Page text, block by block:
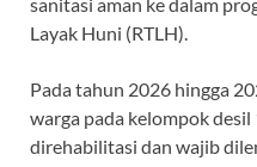
sanitasi aman ke dalam
Layak Huni (RTLH).
Pada tahun 2026 hingga
warga pada kelompok
direhabilitasi dan wajib